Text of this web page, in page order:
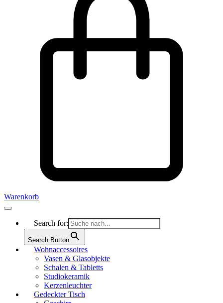
Warenkorb
Search for:
Search Button
Wohnaccessoires
Vasen & Glasobjekte
Schalen & Tabletts
Studiokeramik
Kerzenleuchter
Gedeckter Tisch